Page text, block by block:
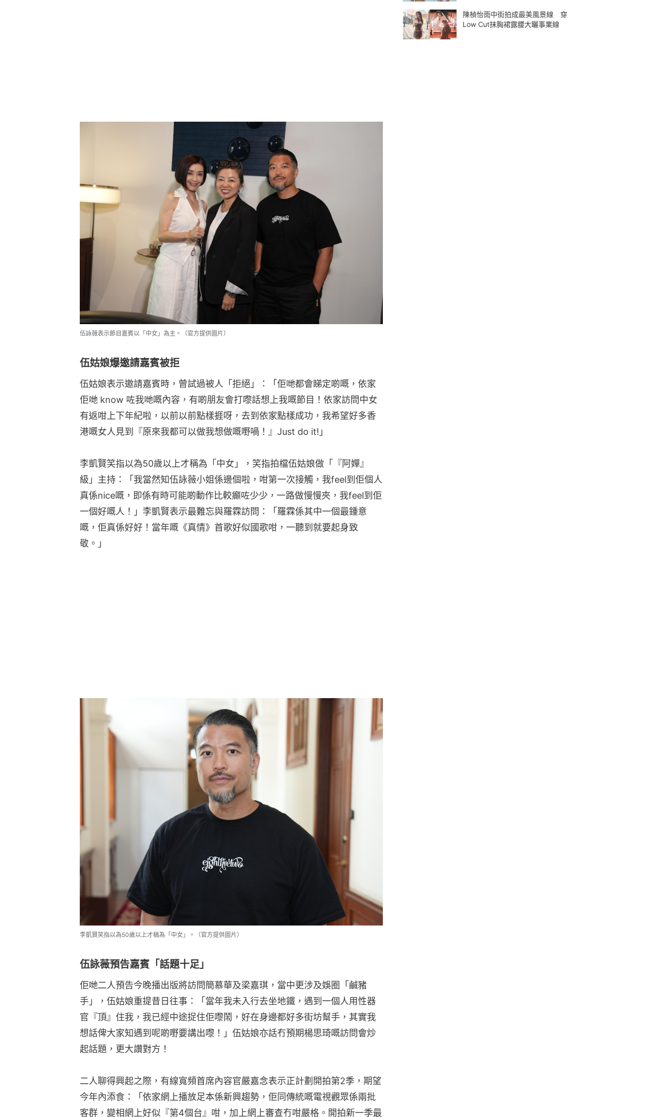
伍詠薇表示節目嘉賓以「中女」為主。（官方提供圖片）
伍姑娘爆邀請嘉賓被拒
伍姑娘表示邀請嘉賓時，曾試過被人「拒絕」：「佢哋都會睇定啲嘅，依家
佢哋 know 咗我哋嘅內容，有啲朋友會打嚟話想上我嘅節目！依家訪問中女
有返咁上下年紀啦，以前以前點樣捱呀，去到依家點樣成功，我希望好多香
港嘅女人見到『原來我都可以做我想做嘅嘢喎！』Just do it!」
李凱賢笑指以為50歲以上才稱為「中女」，笑指拍檔伍姑娘做「『阿嬋』
級」主持：「我當然知伍詠薇小姐係邊個啦，咁第一次接觸，我feel到佢個人
真係nice嘅，即係有時可能啲動作比較癲咗少少，一路做慢慢夾，我feel到佢
一個好嘅人！」李凱賢表示最難忘與羅霖訪問：「羅霖係其中一個最鍾意
嘅，佢真係好好！當年嘅《真情》首歌好似國歌咁，一聽到就要起身致
敬。」
李凱賢笑指以為50歲以上才稱為「中女」。（官方提供圖片）
伍詠薇預告嘉賓「話題十足」
佢哋二人預告今晚播出版將訪問簡慕華及梁嘉琪，當中更涉及娛圈「鹹豬
手」，伍姑娘重提昔日往事：「當年我未入行去坐地鐵，遇到一個人用性器
官『頂』住我，我已經中途捉住佢嚟鬧，好在身邊都好多街坊幫手，其實我
想話俾大家知遇到呢啲嘢要講出嚟！」伍姑娘亦話冇預期楊思琦嘅訪問會炒
起話題，更大讚對方！
二人聊得興起之際，有線寬頻首席內容官嚴嘉念表示正計劃開拍第2季，期望
今年內添食：「依家網上播放足本係新興趨勢，佢同傳統嘅電視觀眾係兩批
客群，變相網上好似『第4個台』咁，加上網上審查冇咁嚴格。開拍新一季最
陳楨怡雨中街拍成最美風景線 穿
Low Cut抹胸裙露腰大曬事業線